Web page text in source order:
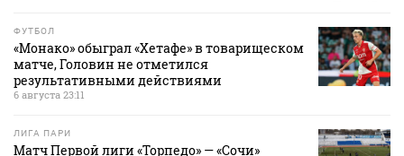
ФУТБОЛ
«Монако» обыграл «Хетафе» в товарищеском
матче, Головин не отметился
результативными действиями
6 августа 23:11
ЛИГА ПАРИ
Матч Первой лиги «Торпедо» — «Сочи»